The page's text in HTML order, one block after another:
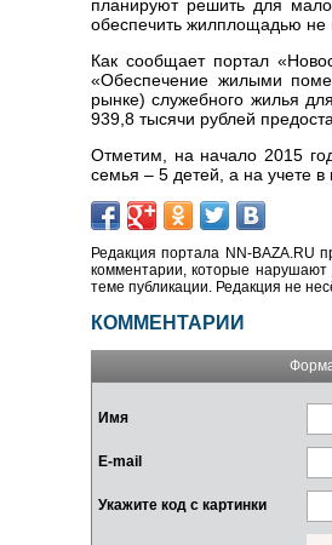
планируют решить для
обеспечить жилплощадью
Как сообщает портал
«Обеспечение жилыми
рынке) служебного жилья
939,8 тысячи рублей
Отметим, на начало 2015
семья – 5 детей, а на учете
Редакция портала NN-BAZA.RU
комментарии, которые нарушают
теме публикации. Редакция не
КОММЕНТАРИИ
Имя
E-mail
Укажите код с картинки